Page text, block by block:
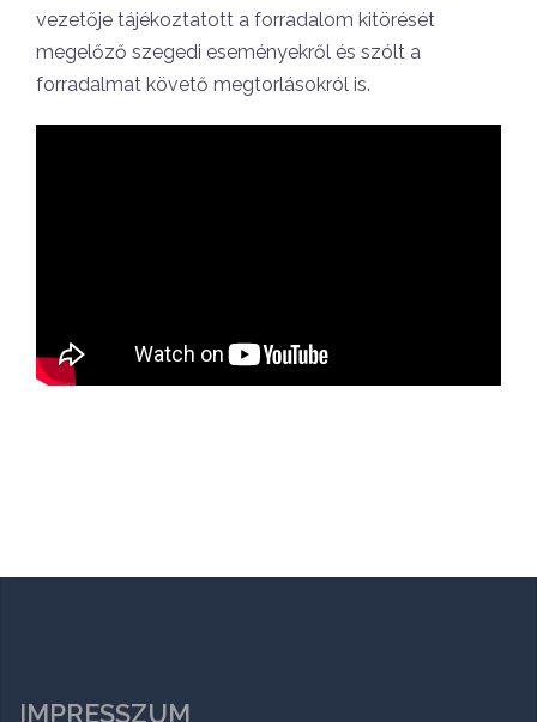
vezetője tájékoztatott a forradalom kitörését
megelőző szegedi eseményekről és szólt a
forradalmat követő megtorlásokról is.
IMPRESSZUM